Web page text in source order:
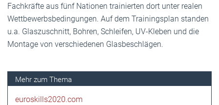
Fachkräfte aus fünf Nationen trainierten dort unter realen
Wettbewerbsbedingungen. Auf dem Trainingsplan standen
u.a. Glaszuschnitt, Bohren, Schleifen, UV-Kleben und die
Montage von verschiedenen Glasbeschlägen.
euroskills2020.com